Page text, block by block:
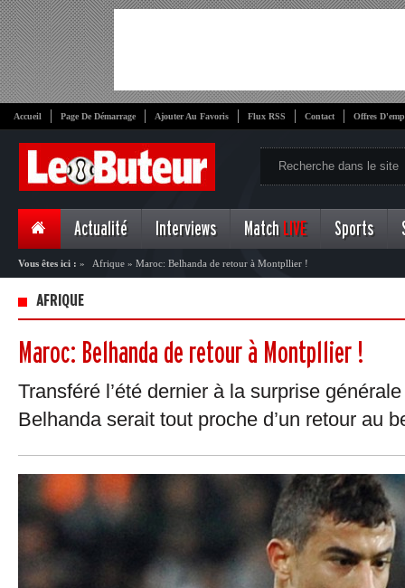
Accueil Page De Démarrage Ajouter Au Favoris Flux RSS Contact Offres
Actualité Interviews Match LIVE Sports
Vous êtes ici : » Afrique » Maroc: Belhanda de retour à Montpllier !
AFRIQUE
Maroc: Belhanda de retour à Montpllier !
Transféré l’été dernier à la surprise
Belhanda serait tout proche d’un retour au